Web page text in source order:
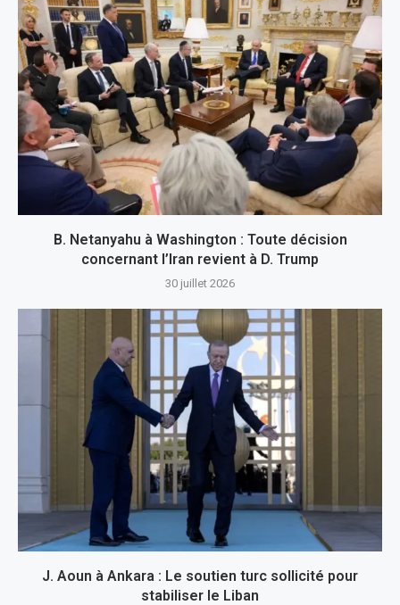
B. Netanyahu à Washington : Toute décision
concernant l’Iran revient à D. Trump
30 juillet 2026
J. Aoun à Ankara : Le soutien turc sollicité pour
stabiliser le Liban